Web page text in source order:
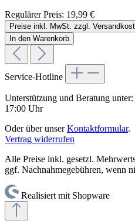
Regulärer Preis: 19,99 €
Preise inkl. MwSt. zzgl.
In den Warenkorb
Service-Hotline
Unterstützung und Beratung unter:
17:00 Uhr
Oder über unserKontaktformular.
Vertrag widerrufen
Alle Preise inkl. gesetzl.
ggf. Nachnahmegebühren, wenn
Realisiert mit Shopware